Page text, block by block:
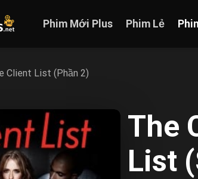
Phim Mới Plus Phim Lẻ
Client List (Phần 2)
The
List